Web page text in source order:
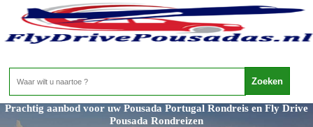
Prachtig aanbod voor uw Pousada Portugal Rondreis en Fly Drive
Pousada Rondreizen